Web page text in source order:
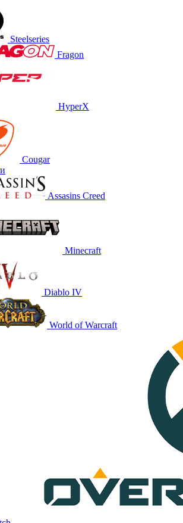
Steelseries
Fragon
HyperX
Cougar
Assasins Creed
Minecraft
Diablo IV
World of Warcraft